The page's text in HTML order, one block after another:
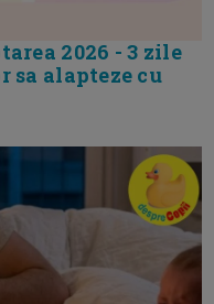
2026 - 3 zile
sa alapteze cu